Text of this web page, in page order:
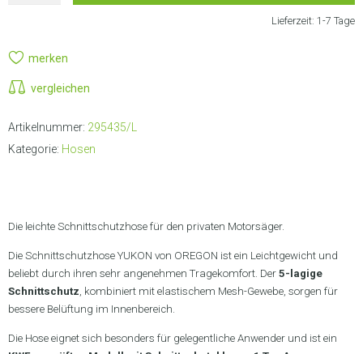
Lieferzeit: 1-7 Tage
merken
vergleichen
Artikelnummer: 295435/L
Kategorie: Hosen
Die leichte Schnittschutzhose für den privaten Motorsäger.
Die Schnittschutzhose YUKON von OREGON ist ein Leichtgewicht und
beliebt durch ihren sehr angenehmen Tragekomfort. Der 5-lagige
Schnittschutz, kombiniert mit elastischem Mesh-Gewebe, sorgen für
bessere Belüftung im Innenbereich.
Die Hose eignet sich besonders für gelegentliche Anwender und ist ein